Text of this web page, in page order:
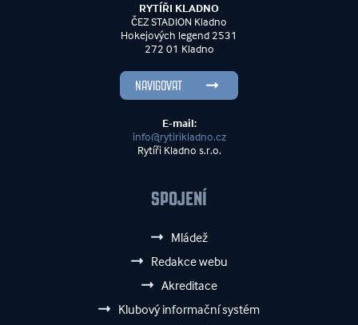
RYTÍŘI KLADNO
ČEZ STADION Kladno
Hokejových legend 2531
272 01 Kladno
NAVIGOVAT
E-mail:
info@rytirikladno.cz
Rytíři Kladno s.r.o.
SPOJENÍ
Mládež
Redakce webu
Akreditace
Klubový informační systém